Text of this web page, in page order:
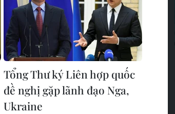
Tổng Thư ký Liên hợp quốc
đề nghị gặp lãnh đạo Nga,
Ukraine